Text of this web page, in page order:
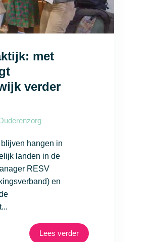
met
verder
hangen in
landen in de
RESV
en
Lees verder